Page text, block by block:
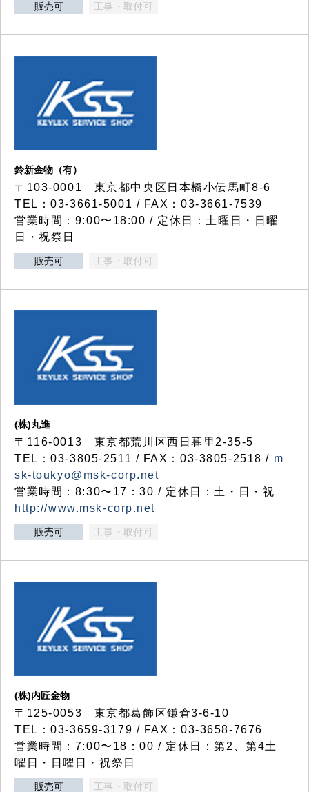
販売可 工事・取付可
鈴新金物（有）
〒103-0001 東京都中央区日本橋小伝馬町8-6
TEL：03-3661-5001 / FAX：03-3661-7539
営業時間：9:00〜18:00 / 定休日：土曜日・日曜
日・祝祭日
販売可 工事・取付可
(株)丸進
〒116-0013 東京都荒川区西日暮里2-35-5
TEL：03-3805-2511 / FAX：03-3805-2518 / m
sk-toukyo@msk-corp.net
営業時間：8:30〜17：30 / 定休日：土・日・祝
http://www.msk-corp.net
販売可 工事・取付可
(株)内匠金物
〒125-0053 東京都葛飾区鎌倉3-6-10
TEL：03-3659-3179 / FAX：03-3658-7676
営業時間：7:00〜18：00 / 定休日：第2、第4土
曜日・日曜日・祝祭日
販売可 工事・取付可